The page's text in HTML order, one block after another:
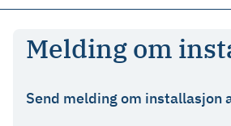
Melding om
Send melding om installasjon